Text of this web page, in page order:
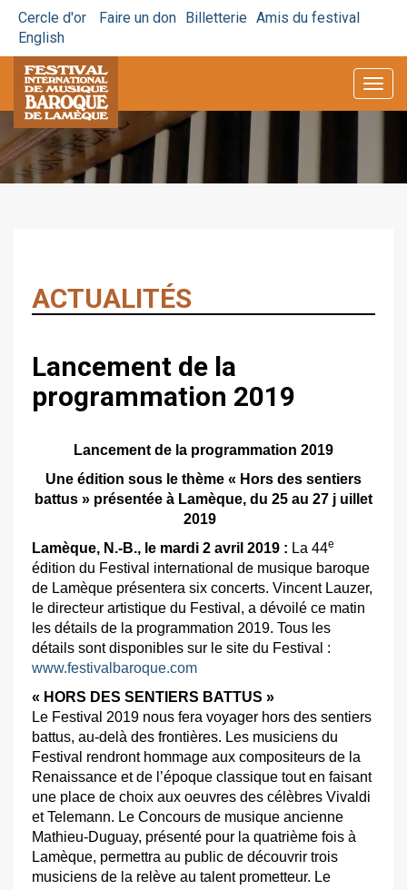
Cercle d'or Faire un don Billetterie Amis du festival
English
ACTUALITÉS
Lancement de la
programmation 2019
Lancement de la programmation 2019
Une édition sous le thème « Hors des sentiers
battus » présentée à Lamèque, du 25 au 27 j uillet
2019
Lamèque, N.-B., le mardi 2 avril 2019 : La 44e
édition du Festival international de musique baroque
de Lamèque présentera six concerts. Vincent Lauzer,
le directeur artistique du Festival, a dévoilé ce matin
les détails de la programmation 2019. Tous les
détails sont disponibles sur le site du Festival :
www.festivalbaroque.com
« HORS DES SENTIERS BATTUS »
Le Festival 2019 nous fera voyager hors des sentiers
battus, au-delà des frontières. Les musiciens du
Festival rendront hommage aux compositeurs de la
Renaissance et de l’époque classique tout en faisant
une place de choix aux oeuvres des célèbres Vivaldi
et Telemann. Le Concours de musique ancienne
Mathieu-Duguay, présenté pour la quatrième fois à
Lamèque, permettra au public de découvrir trois
musiciens de la relève au talent prometteur. Le